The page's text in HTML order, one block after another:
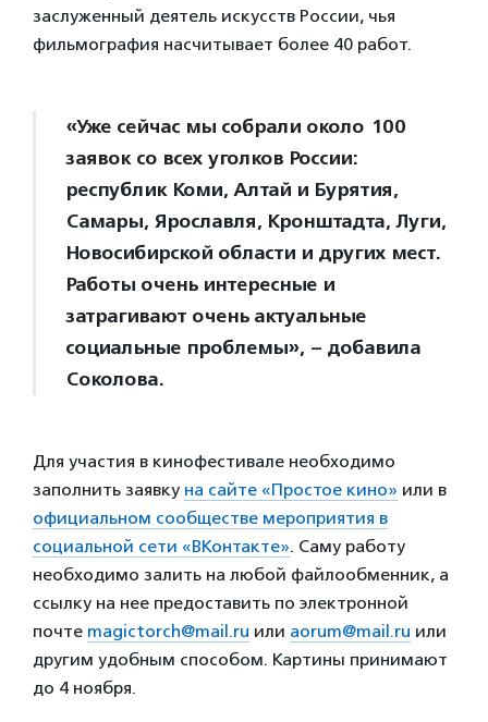
заслуженный деятель искусств России, чья
фильмография насчитывает более 40 работ.
«Уже сейчас мы собрали около 100
заявок со всех уголков России:
республик Коми, Алтай и Бурятия,
Самары, Ярославля, Кронштадта, Луги,
Новосибирской области и других мест.
Работы очень интересные и
затрагивают очень актуальные
социальные проблемы», – добавила
Соколова.
Для участия в кинофестивале необходимо
заполнить заявку на сайте «Простое кино» или в
официальном сообществе мероприятия в
социальной сети «ВКонтакте». Саму работу
необходимо залить на любой файлообменник, а
ссылку на нее предоставить по электронной
почте magictorch@mail.ru или aorum@mail.ru или
другим удобным способом. Картины принимают
до 4 ноября.